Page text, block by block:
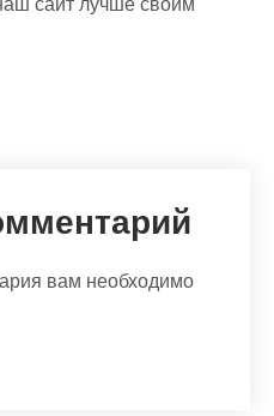
вам необходимо